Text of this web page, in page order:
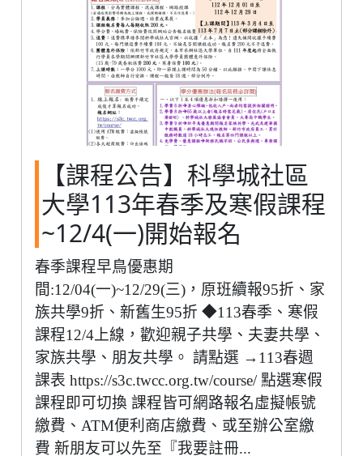
【課程公告】科學城社區
大學113年春季及寒假課程
~12/4(一)開始報名
春季課程早鳥優惠期
間:12/04(一)~12/29(三)，原班續報95折、家
族共學9折、新舊生95折 ◆113春季、寒假
課程12/4上線，歡迎親子共學、夫妻共學、
家族共學、朋友共學。 請點選 →113春週
課表 https://s3c.twcc.org.tw/course/ 點選寒假
課程即可切換 課程皆可網路報名虛擬帳號
繳費、ATM便利商店繳費、或至辦公室繳
費 新朋友可以先至『我要註冊...